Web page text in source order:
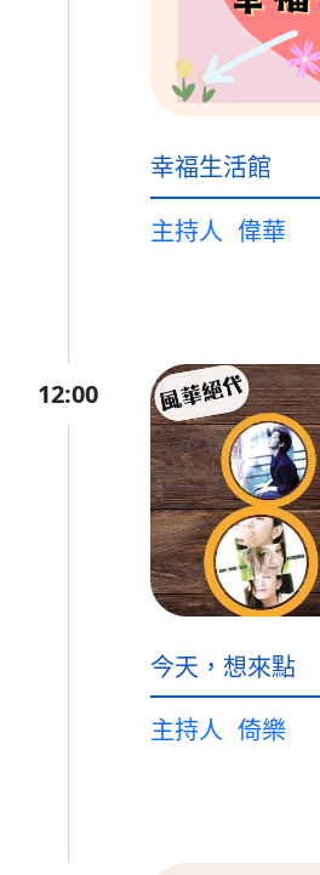
幸福生活館
主持人 偉華
12:00
今天，想來點
主持人 倚樂